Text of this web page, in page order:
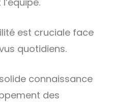
est cruciale face
quotidiens.
connaissance
des